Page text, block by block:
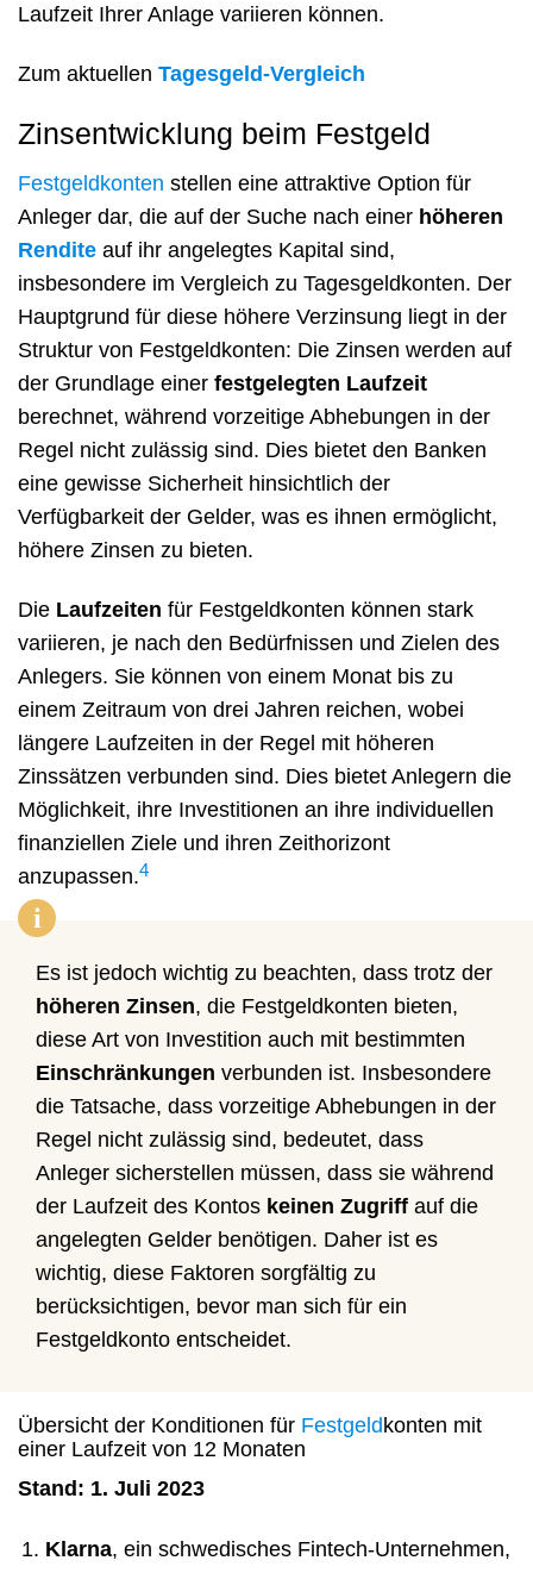
Laufzeit Ihrer Anlage variieren können.
Zum aktuellen Tagesgeld-Vergleich
Zinsentwicklung beim Festgeld
Festgeldkonten stellen eine attraktive Option für
Anleger dar, die auf der Suche nach einer höheren
Rendite auf ihr angelegtes Kapital sind,
insbesondere im Vergleich zu Tagesgeldkonten. Der
Hauptgrund für diese höhere Verzinsung liegt in der
Struktur von Festgeldkonten: Die Zinsen werden auf
der Grundlage einer festgelegten Laufzeit
berechnet, während vorzeitige Abhebungen in der
Regel nicht zulässig sind. Dies bietet den Banken
eine gewisse Sicherheit hinsichtlich der
Verfügbarkeit der Gelder, was es ihnen ermöglicht,
höhere Zinsen zu bieten.
Die Laufzeiten für Festgeldkonten können stark
variieren, je nach den Bedürfnissen und Zielen des
Anlegers. Sie können von einem Monat bis zu
einem Zeitraum von drei Jahren reichen, wobei
längere Laufzeiten in der Regel mit höheren
Zinssätzen verbunden sind. Dies bietet Anlegern die
Möglichkeit, ihre Investitionen an ihre individuellen
finanziellen Ziele und ihren Zeithorizont
anzupassen.4
i
Es ist jedoch wichtig zu beachten, dass trotz der
höheren Zinsen, die Festgeldkonten bieten,
diese Art von Investition auch mit bestimmten
Einschränkungen verbunden ist. Insbesondere
die Tatsache, dass vorzeitige Abhebungen in der
Regel nicht zulässig sind, bedeutet, dass
Anleger sicherstellen müssen, dass sie während
der Laufzeit des Kontos keinen Zugriff auf die
angelegten Gelder benötigen. Daher ist es
wichtig, diese Faktoren sorgfältig zu
berücksichtigen, bevor man sich für ein
Festgeldkonto entscheidet.
Übersicht der Konditionen für Festgeldkonten mit
einer Laufzeit von 12 Monaten
Stand: 1. Juli 2023
Klarna, ein schwedisches Fintech-Unternehmen,